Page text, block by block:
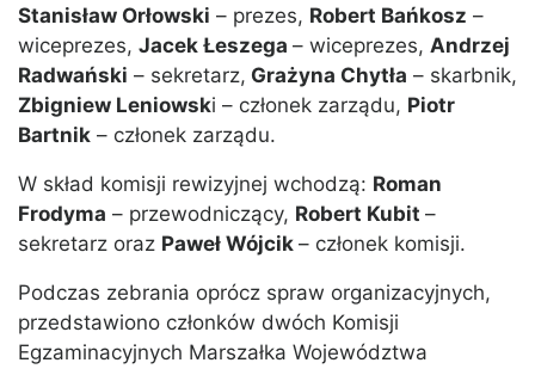
Stanisław Orłowski – prezes, Robert Bańkosz –
wiceprezes, Jacek Łeszega – wiceprezes, Andrzej
Radwański – sekretarz, Grażyna Chytła – skarbnik,
Zbigniew Leniowski – członek zarządu, Piotr
Bartnik – członek zarządu.
W skład komisji rewizyjnej wchodzą: Roman
Frodyma – przewodniczący, Robert Kubit –
sekretarz oraz Paweł Wójcik – członek komisji.
Podczas zebrania oprócz spraw organizacyjnych,
przedstawiono członków dwóch Komisji
Egzaminacyjnych Marszałka Województwa